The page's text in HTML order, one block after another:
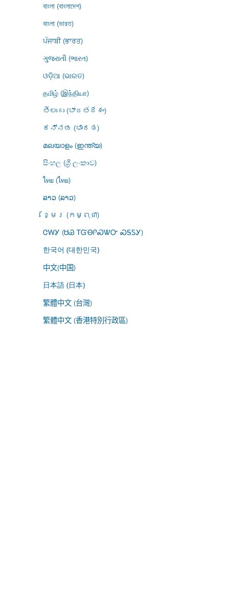
বাংলা (বাংলাদেশ)
বাংলা (ভারত)
ਪੰਜਾਬੀ (ਭਾਰਤ)
ગુજરાતી (ભારત)
ଓଡ଼ିଆ (ଭାରତ)
தமிழ் (இந்தியா)
తెలుగు (భారతదేశం)
ಕನ್ನಡ (ಭಾರತ)
മലയാളം (ഇന്ത്യ)
සිංහල (ශ්‍රී ලංකාව)
ไทย (ไทย)
ລາວ (ລາວ)
ខ្មែរ (កម្ពុជា)
ᏣᎳᎩ (ᏌᏊ ᎢᏳᎾᎵᏍᏔᏅ ᏍᎦᏚᎩ)
한국어 (대한민국)
中文(中国)
日本語 (日本)
繁體中文 (台灣)
繁體中文 (香港特別行政區)